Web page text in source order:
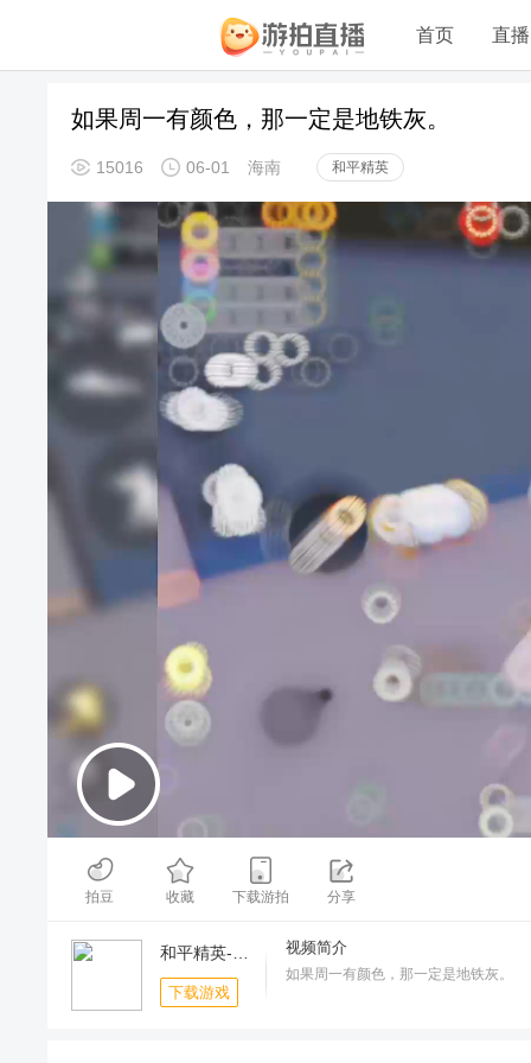
首页 直播
如果周一有颜色，那一定是地铁灰。
15016 06-01 海南 和平精英
00:00/02:03
拍豆 收藏 下载游拍 分享
下载游戏
视频简介
如果周一有颜色，那一定是地铁灰。